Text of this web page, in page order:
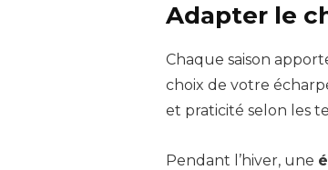
Adapter le
Chaque saison
choix de votre
et praticité selon les
Pendant l’hiver, une